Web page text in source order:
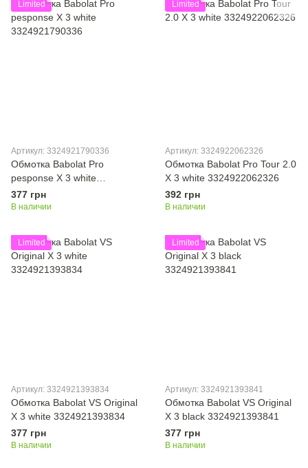
Limited
Артикул: 3324921790336
Обмотка Babolat Pro
pesponse X 3 white
3324921790336
377 грн
В наличии
Limited
Артикул: 3324922062326
Обмотка Babolat Pro Tour 2.0
X 3 white 3324922062326
392 грн
В наличии
Limited
Артикул: 3324921393834
Обмотка Babolat VS Original
X 3 white 3324921393834
377 грн
В наличии
Limited
Артикул: 3324921393841
Обмотка Babolat VS Original
X 3 black 3324921393841
377 грн
В наличии